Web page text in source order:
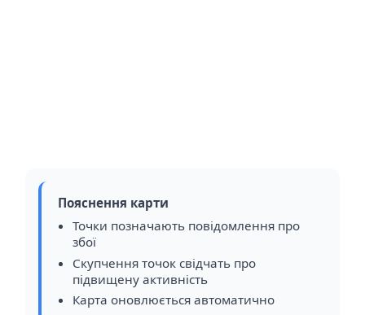
Пояснення карти
Точки позначають повідомлення про
збої
Скупчення точок свідчать про
підвищену активність
Карта оновлюється автоматично